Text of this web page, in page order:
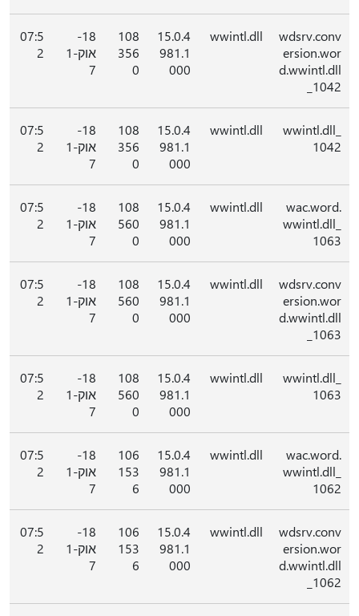
wdsrv.conv
ersion.wor
d.wwintl.dll
_1042
wwintl.dll
15.0.4
981.1
000
108
356
0
18-
אוק-1
7
07:5
2
wwintl.dll_
1042
wwintl.dll
15.0.4
981.1
000
108
356
0
18-
אוק-1
7
07:5
2
wac.word.
wwintl.dll_
1063
wwintl.dll
15.0.4
981.1
000
108
560
0
18-
אוק-1
7
07:5
2
wdsrv.conv
ersion.wor
d.wwintl.dll
_1063
wwintl.dll
15.0.4
981.1
000
108
560
0
18-
אוק-1
7
07:5
2
wwintl.dll_
1063
wwintl.dll
15.0.4
981.1
000
108
560
0
18-
אוק-1
7
07:5
2
wac.word.
wwintl.dll_
1062
wwintl.dll
15.0.4
981.1
000
106
153
6
18-
אוק-1
7
07:5
2
wdsrv.conv
ersion.wor
d.wwintl.dll
_1062
wwintl.dll
15.0.4
981.1
000
106
153
6
18-
אוק-1
7
07:5
2